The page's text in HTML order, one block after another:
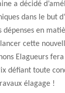
a décidé
dans le but
en
cette
Elagueurs
défiant toute
élagage !